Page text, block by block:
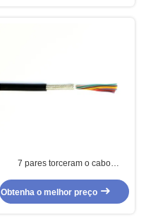
7 pares torceram o cabo
para instrumentos de Elctronic
Obtenha o melhor preço